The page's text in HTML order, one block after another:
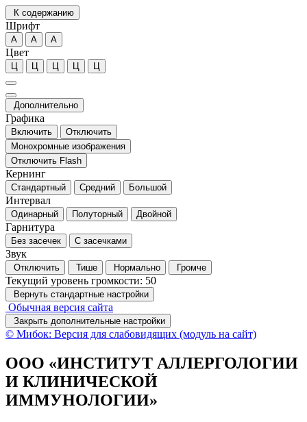
К содержанию
Шрифт
А А А
Цвет
Ц Ц Ц Ц Ц
Дополнительно
Графика
Включить
Отключить
Монохромные изображения
Отключить Flash
Кернинг
Стандартный Средний Большой
Интервал
Одинарный Полуторный Двойной
Гарнитура
Без засечек С засечками
Звук
Отключить Тише Нормально Громче
Текущий уровень громкости: 50
Вернуть стандартные настройки
Обычная версия сайта
Закрыть дополнительные настройки
© Мибок: Версия для слабовидящих (модуль на сайт)
ООО «ИНСТИТУТ АЛЛЕРГОЛОГИИ
И КЛИНИЧЕСКОЙ
ИММУНОЛОГИИ»